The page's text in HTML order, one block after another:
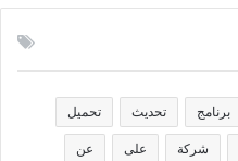
برنامج تحديث تحميل
شركة على عن